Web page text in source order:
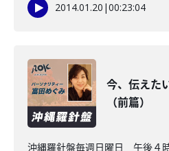
2014.01.20 |00:23:04
今、伝えた
（前篇）
沖縄羅針盤毎週日曜日 午後４